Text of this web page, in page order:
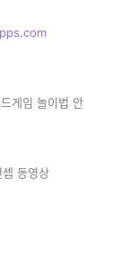
게임 놀이법 안
동영상